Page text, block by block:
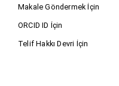
Makale Göndermek İçin
ORCID ID İçin
Telif Hakkı Devri İçin